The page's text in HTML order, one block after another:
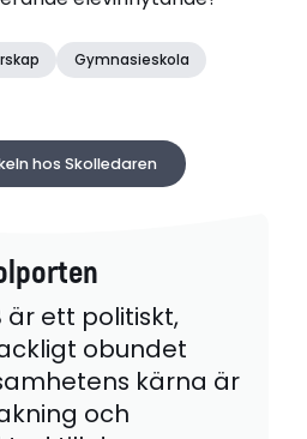
Gymnasieskola
hos Skolledaren
är ett politiskt,
obundet
kärna är
och